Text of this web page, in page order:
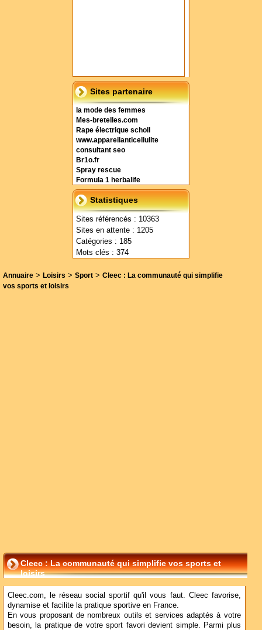
Sites partenaire
la mode des femmes
Mes-bretelles.com
Rape électrique scholl
www.appareilanticellulite
consultant seo
Br1o.fr
Spray rescue
Formula 1 herbalife
Statistiques
Sites référencés : 10363
Sites en attente : 1205
Catégories : 185
Mots clés : 374
Annuaire > Loisirs > Sport > Cleec : La communauté qui simplifie
vos sports et loisirs
Cleec : La communauté qui simplifie vos sports et
loisirs
Cleec.com, le réseau social sportif qu'il vous faut. Cleec favorise,
dynamise et facilite la pratique sportive en France.
En vous proposant de nombreux outils et services adaptés à votre
besoin, la pratique de votre sport favori devient simple. Parmi plus